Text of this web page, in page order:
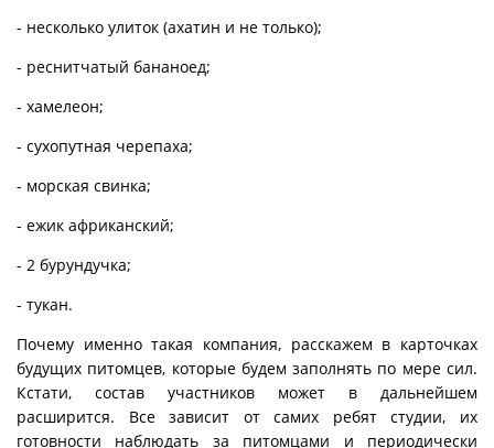
- несколько улиток (ахатин и не только);
- реснитчатый бананоед;
- хамелеон;
- сухопутная черепаха;
- морская свинка;
- ежик африканский;
- 2 бурундучка;
- тукан.
Почему именно такая компания, расскажем в карточках
будущих питомцев, которые будем заполнять по мере сил.
Кстати, состав участников может в дальнейшем
расширится. Все зависит от самих ребят студии, их
готовности наблюдать за питомцами и периодически